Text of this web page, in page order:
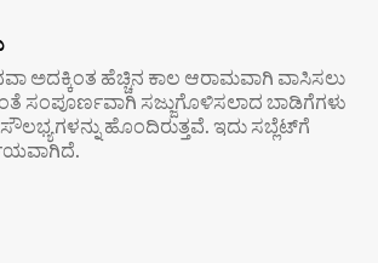
ಅದಕ್ಕಿಂತ ಹೆಚ್ಚಿನ ಕಾಲ ಆರಾಮವಾಗಿ ವಾಸಿಸಲು
ಸಂಪೂರ್ಣವಾಗಿ ಸಜ್ಜುಗೊಳಿಸಲಾದ ಬಾಡಿಗೆಗಳು
ಹೊಂದಿರುತ್ತವೆ. ಇದು ಸಬ್ಲೆಟ್‌ಗೆ